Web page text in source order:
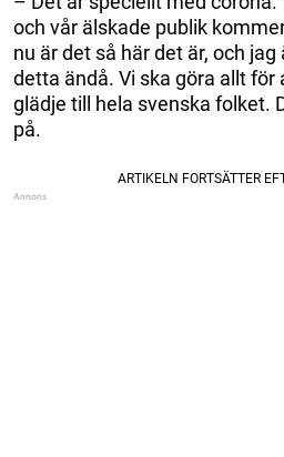
och vår älskade publik
nu är det så här det är, och
detta ändå. Vi ska göra allt för
glädje till hela svenska folket.
på.